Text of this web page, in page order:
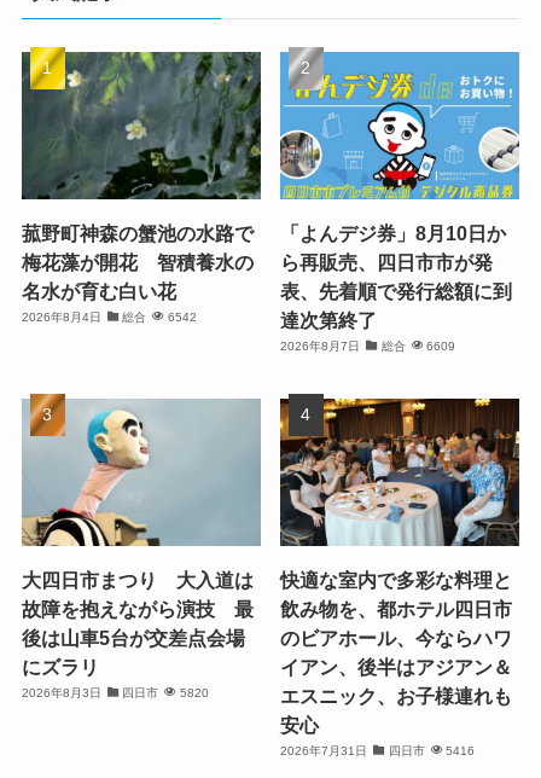
菰野町神森の蟹池の水路で
梅花藻が開花 智積養水の
名水が育む白い花
2026年8月4日 総合 6542
「よんデジ券」8月10日か
ら再販売、四日市市が発
表、先着順で発行総額に到
達次第終了
2026年8月7日 総合 6609
大四日市まつり 大入道は
故障を抱えながら演技 最
後は山車5台が交差点会場
にズラリ
2026年8月3日 四日市 5820
快適な室内で多彩な料理と
飲み物を、都ホテル四日市
のビアホール、今ならハワ
イアン、後半はアジアン＆
エスニック、お子様連れも
安心
2026年7月31日 四日市 5416